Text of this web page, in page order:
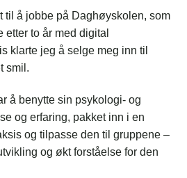
til å jobbe på Daghøyskolen, som
etter to år med digital
klarte jeg å selge meg inn til
smil.
å benytte sin psykologi- og
og erfaring, pakket inn i en
og tilpasse den til gruppene –
og økt forståelse for den